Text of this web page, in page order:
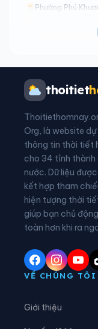
Phường Phú
Phường Phước
Phường Thanh
Phường Trường
Xã An Định
Xã An Ngãi Trung
Xã An Qui
Xã Ba Tri
Xã Bình Đại
Xã Bình Phước
Xã Cái Nhum
thoitiet
Org, là website
thông tin thời tiết
cho 34 tỉnh thành
nước. Dữ liệu
kết hợp tham
hiện tượng thời
giúp bạn chủ
toàn hơn khi ra
VỀ CHÚNG TÔI
Giới thiệu